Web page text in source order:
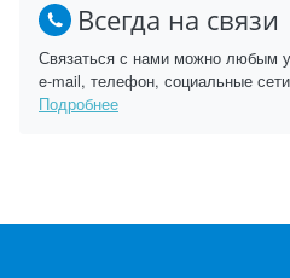
Всегда на связи
Связаться с нами можно любым
e-mail, телефон, социальные
Подробнее